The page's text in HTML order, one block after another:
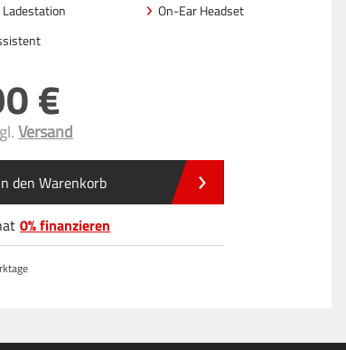
On-Ear Headset
Versand
den Warenkorb
0% finanzieren